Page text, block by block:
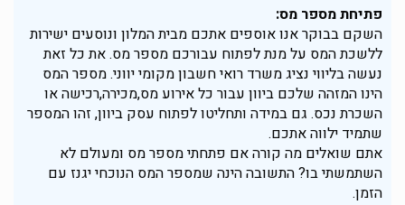
פתיחת מספר מס:
השקם בבוקר אנו אוספים אתכם מבית המלון ונוסעים ישירות
ללשכת המס על מנת לפתוח עבורכם מספר מס. את כל זאת
נעשה בליווי נציג משרד רואי חשבון מקומי יווני. מספר המס
הינו המזהה שלכם ביוון עבור כל אירוע מס,מכירה,רכישה או
השכרת נכס. גם במידה ותחליטו לפתוח עסק ביוון, זהו המספר
שתמיד ילווה אתכם.
אתם שואלים מה קורה אם פתחתי מספר מס ומעולם לא
השתמשתי בו? התשובה הינה שמספר המס הנוכחי יגנז עם
הזמן.